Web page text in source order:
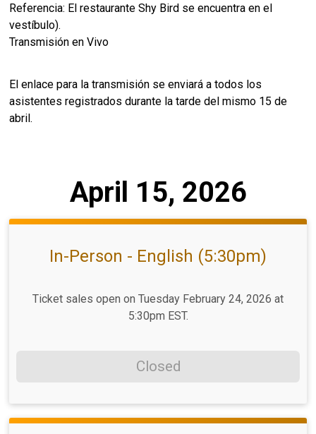
Referencia: El restaurante Shy Bird se encuentra en el
vestíbulo).
Transmisión en Vivo
El enlace para la transmisión se enviará a todos los
asistentes registrados durante la tarde del mismo 15 de
abril.
April 15, 2026
In-Person - English (5:30pm)
Ticket sales open on Tuesday February 24, 2026 at
5:30pm EST.
Closed